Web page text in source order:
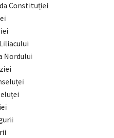
Constituției
Nordului